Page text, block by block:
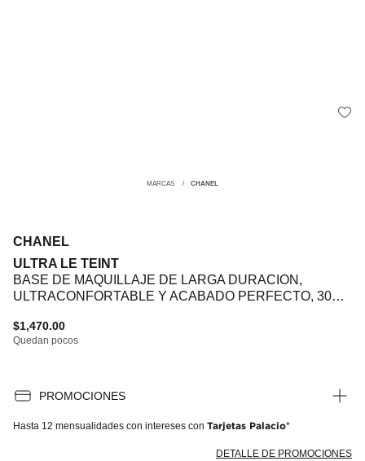
MARCAS CHANEL
CHANEL
ULTRA LE TEINT
BASE DE MAQUILLAJE DE LARGA DURACION,
ULTRACONFORTABLE Y ACABADO PERFECTO, 30
$1,470.00
Quedan pocos
PROMOCIONES
Hasta 12 mensualidades con intereses con Tarjetas Palacio*
DETALLE DE PROMOCIONES